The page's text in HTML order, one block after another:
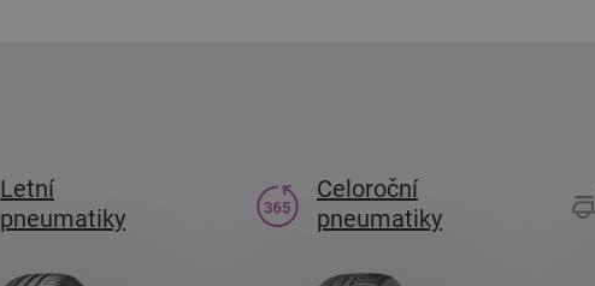
Letní
pneumatiky
Celoroční
pneumatiky